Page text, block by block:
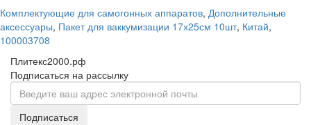
Комплектующие для самогонных аппаратов, Дополнительные
аксессуары, Пакет для ваккумизации 17х25см 10шт, Китай,
100003708
Плитекс2000.рф
Подписаться на рассылку
Подписаться